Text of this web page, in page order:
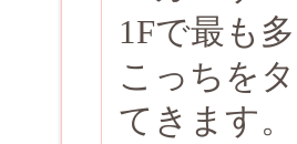
1Fで最も
こっちを
てきます。